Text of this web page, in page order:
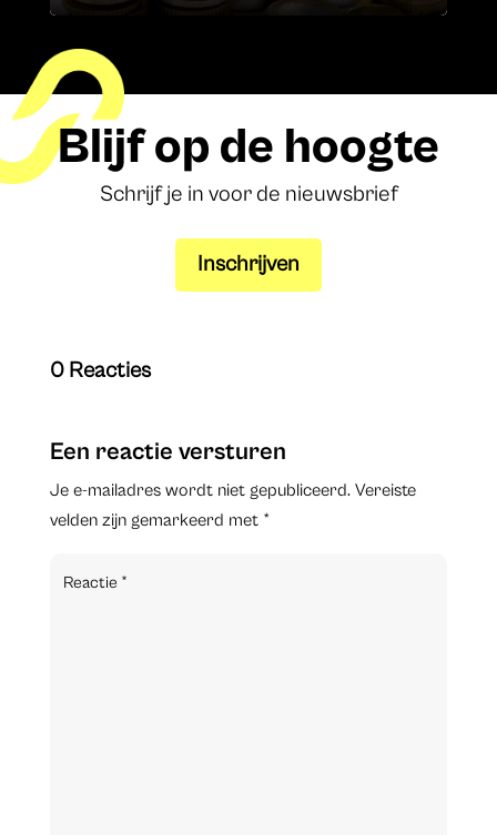
Blijf op de hoogte
Schrijf je in voor de nieuwsbrief
Inschrijven
0 Reacties
Een reactie versturen
Je e-mailadres wordt niet gepubliceerd. Vereiste
velden zijn gemarkeerd met *